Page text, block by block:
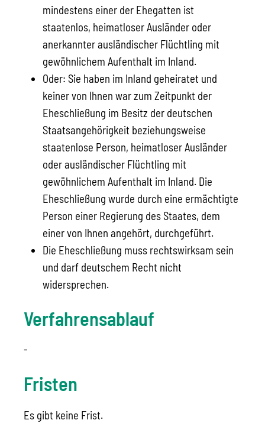
mindestens einer der Ehegatten ist
staatenlos, heimatloser Ausländer oder
anerkannter ausländischer Flüchtling mit
gewöhnlichem Aufenthalt im Inland.
Oder: Sie haben im Inland geheiratet und
keiner von Ihnen war zum Zeitpunkt der
Eheschließung im Besitz der deutschen
Staatsangehörigkeit beziehungsweise
staatenlose Person, heimatloser Ausländer
oder ausländischer Flüchtling mit
gewöhnlichem Aufenthalt im Inland. Die
Eheschließung wurde durch eine ermächtigte
Person einer Regierung des Staates, dem
einer von Ihnen angehört, durchgeführt.
Die Eheschließung muss rechtswirksam sein
und darf deutschem Recht nicht
widersprechen.
Verfahrensablauf
-
Fristen
Es gibt keine Frist.